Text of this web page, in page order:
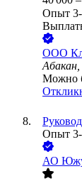
Опыт 3-
ООО
Можно
Опыт 3-
АО